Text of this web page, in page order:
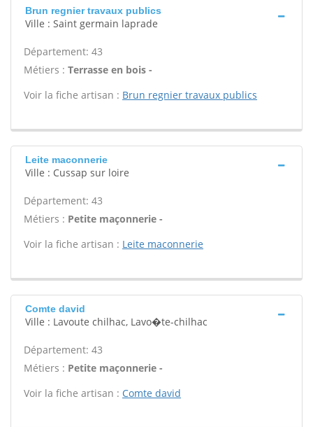
Brun regnier travaux publics
Ville : Saint germain laprade
Département: 43
Métiers : Terrasse en bois -
Voir la fiche artisan : Brun regnier travaux publics
Leite maconnerie
Ville : Cussap sur loire
Département: 43
Métiers : Petite maçonnerie -
Voir la fiche artisan : Leite maconnerie
Comte david
Ville : Lavoute chilhac, Lavo�te-chilhac
Département: 43
Métiers : Petite maçonnerie -
Voir la fiche artisan : Comte david